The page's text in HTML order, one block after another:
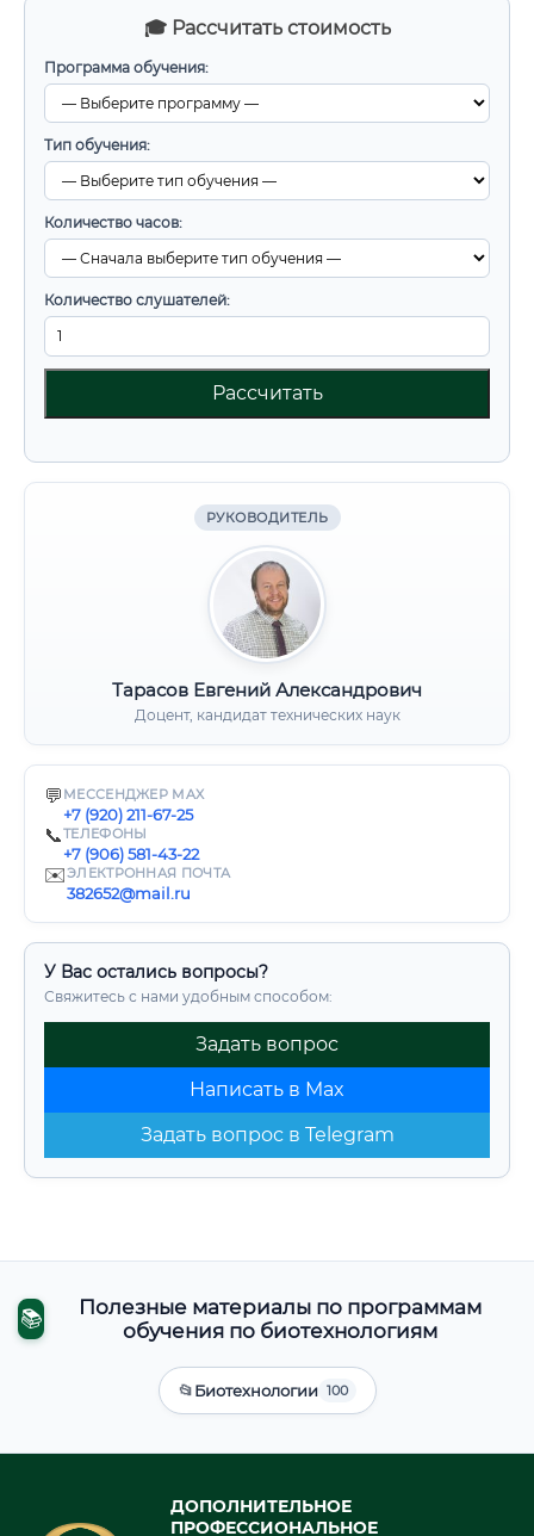
🎓 Рассчитать стоимость
Программа обучения:
Тип обучения:
Количество часов:
Количество слушателей:
Рассчитать
РУКОВОДИТЕЛЬ
Тарасов Евгений Александрович
Доцент, кандидат технических наук
💬 МЕССЕНДЖЕР MAX
+7 (920) 211-67-25
📞ТЕЛЕФОНЫ
+7 (906) 581-43-22
✉️ЭЛЕКТРОННАЯ ПОЧТА
382652@mail.ru
У Вас остались вопросы?
Свяжитесь с нами удобным способом:
Задать вопрос
Написать в Max
Задать вопрос в Telegram
📚
Полезные материалы по программам
обучения по биотехнологиям
📂Биотехнологии 100
ДОПОЛНИТЕЛЬНОЕ
ПРОФЕССИОНАЛЬНОЕ